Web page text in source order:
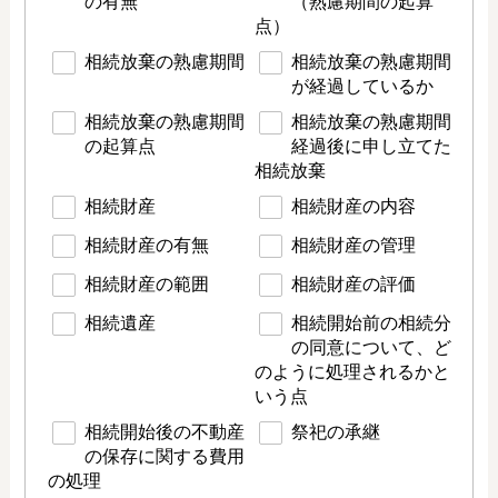
点）
相続放棄の熟慮期間
相続放棄の熟慮期間
が経過しているか
相続放棄の熟慮期間
の起算点
相続放棄の熟慮期間
経過後に申し立てた
相続放棄
相続財産
相続財産の内容
相続財産の有無 相続財産の管理
相続財産の範囲 相続財産の評価
相続遺産
相続開始前の相続分
の同意について、ど
のように処理されるかと
いう点
相続開始後の不動産
の保存に関する費用
の処理
祭祀の承継